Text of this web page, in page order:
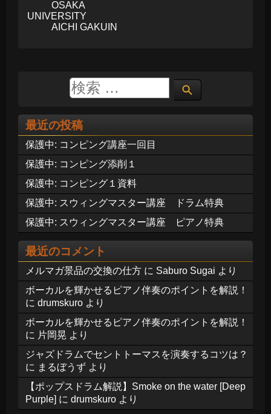
OSAKA
UNIVERSITY
AICHI GAKUIN
最近の投稿
保護中: コンピング講座一回目
保護中: コンピング添削１
保護中: コンピング１資料
保護中: スウィングマスター講座 ドラム特典
保護中: スウィングマスター講座 ピアノ特典
最近のコメント
メルマガ景品の交換の仕方 に Saburo Sugai より
ボーカルを輝かせるピアノ伴奏のポイントを解説！
に drumskuro より
ボーカルを輝かせるピアノ伴奏のポイントを解説！
に 片岡晃 より
ジャズドラムでセントトーマスを演奏するコツは？
に まるぼうず より
【ポップスドラム解説】Smoke on the water [Deep
Purple] に drumskuro より